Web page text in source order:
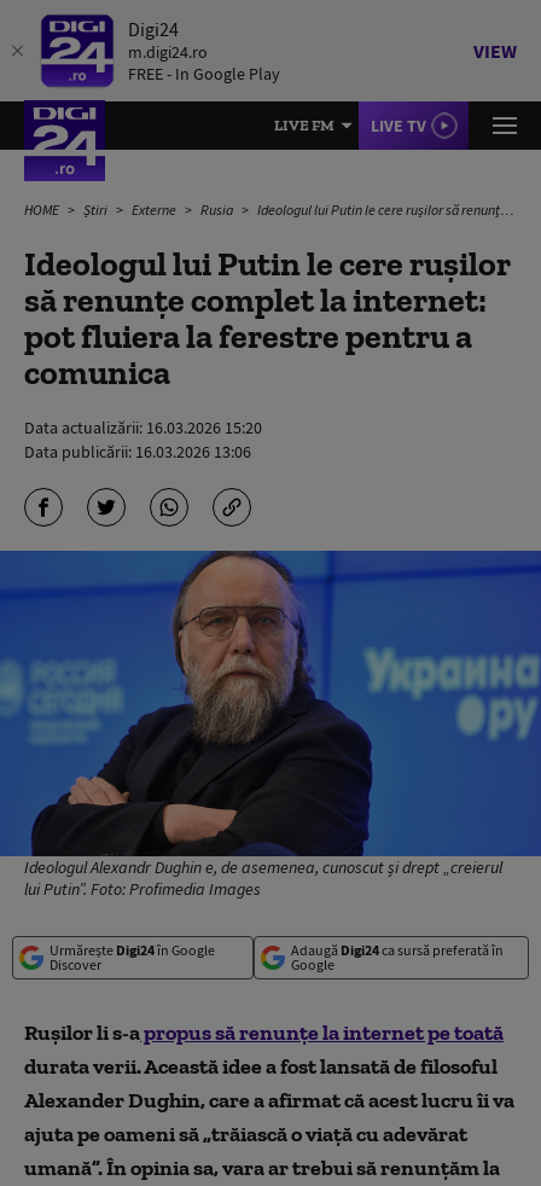
Digi24
m.digi24.ro
FREE - In Google Play
VIEW
LIVE FM LIVE TV
HOME Știri Externe Rusia Ideologul lui Putin le cere rușilor să renunțe complet la internet: pot fluiera la ferestre pentru a comunica
Ideologul lui Putin le cere rușilor
să renunțe complet la internet:
pot fluiera la ferestre pentru a
comunica
Data actualizării: 16.03.2026 15:20
Data publicării: 16.03.2026 13:06
Ideologul Alexandr Dughin e, de asemenea, cunoscut și drept „creierul
lui Putin”. Foto: Profimedia Images
Urmărește Digi24în Google
Discover
Adaugă Digi24ca sursă preferată în
Google
Rușilor li s-apropus să renunțe la internet pe toată
durata verii. Această idee a fost lansată de filosoful
Alexander Dughin, care a afirmat că acest lucru îi va
ajuta pe oameni să „trăiască o viață cu adevărat
umană”. În opinia sa, vara ar trebui să renunțăm la